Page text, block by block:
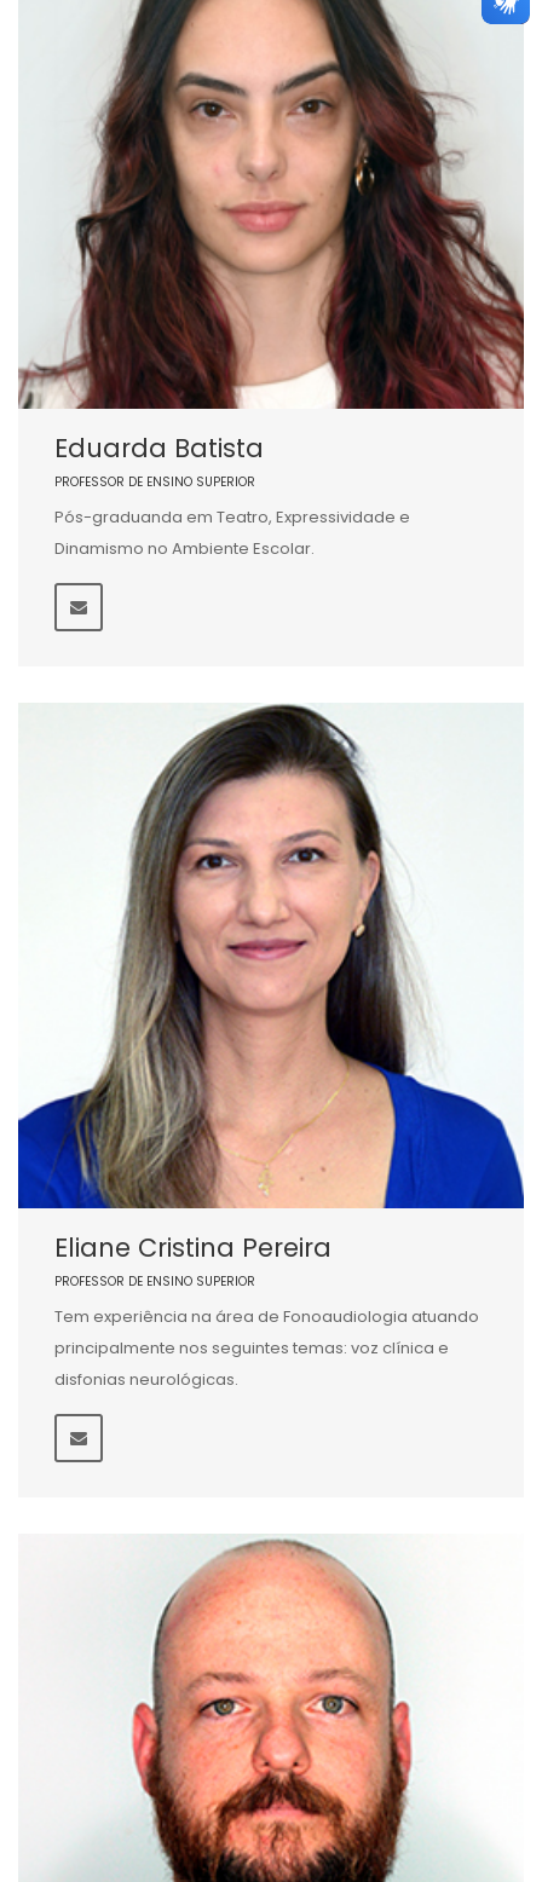
Eduarda Batista
PROFESSOR DE ENSINO SUPERIOR
Pós-graduanda em Teatro, Expressividade e
Dinamismo no Ambiente Escolar.
Eliane Cristina Pereira
PROFESSOR DE ENSINO SUPERIOR
Tem experiência na área de Fonoaudiologia atuando
principalmente nos seguintes temas: voz clínica e
disfonias neurológicas.